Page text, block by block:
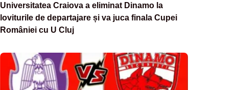
Universitatea Craiova a eliminat Dinamo la
loviturile de departajare și va juca finala Cupei
României cu U Cluj